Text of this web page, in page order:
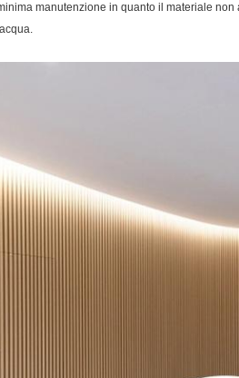
manutenzione in quanto il materiale